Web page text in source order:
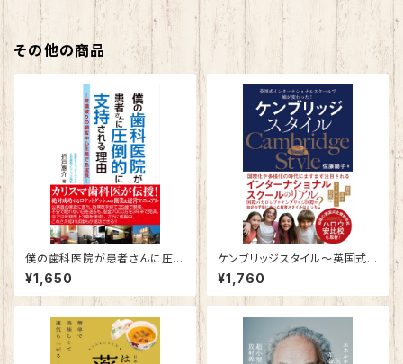
その他の商品
僕の歯科医院が患者さんに圧倒
的に支持される理由 ～常識破
りの顧客中心主義で急成長～
¥1,650
ケンブリッジスタイル～英国式イ
ンターナショナルスクールで娘が
変わった！～
¥1,760